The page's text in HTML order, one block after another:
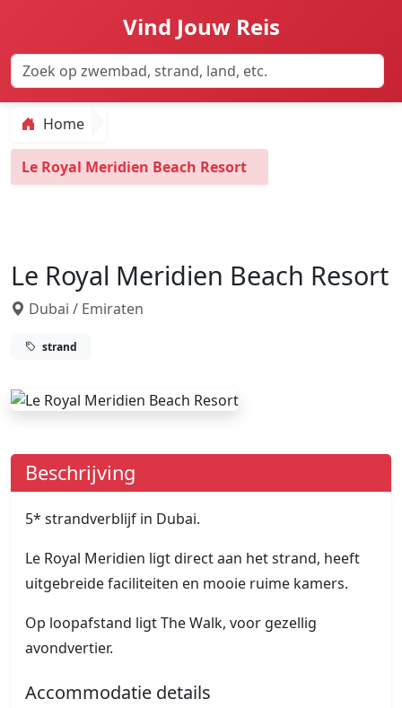
Vind Jouw Reis
Home
Le Royal Meridien Beach Resort
Le Royal Meridien Beach Resort
Dubai / Emiraten
strand
Beschrijving
5* strandverblijf in Dubai.
Le Royal Meridien ligt direct aan het strand, heeft
uitgebreide faciliteiten en mooie ruime kamers.
Op loopafstand ligt The Walk, voor gezellig
avondvertier.
Accommodatie details